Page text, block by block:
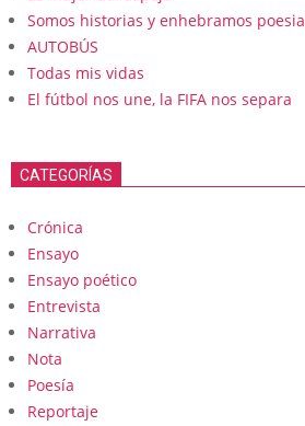
Somos historias y enhebramos poesia
AUTOBÚS
Todas mis vidas
El fútbol nos une, la FIFA nos separa
CATEGORÍAS
Crónica
Ensayo
Ensayo poético
Entrevista
Narrativa
Nota
Poesía
Reportaje